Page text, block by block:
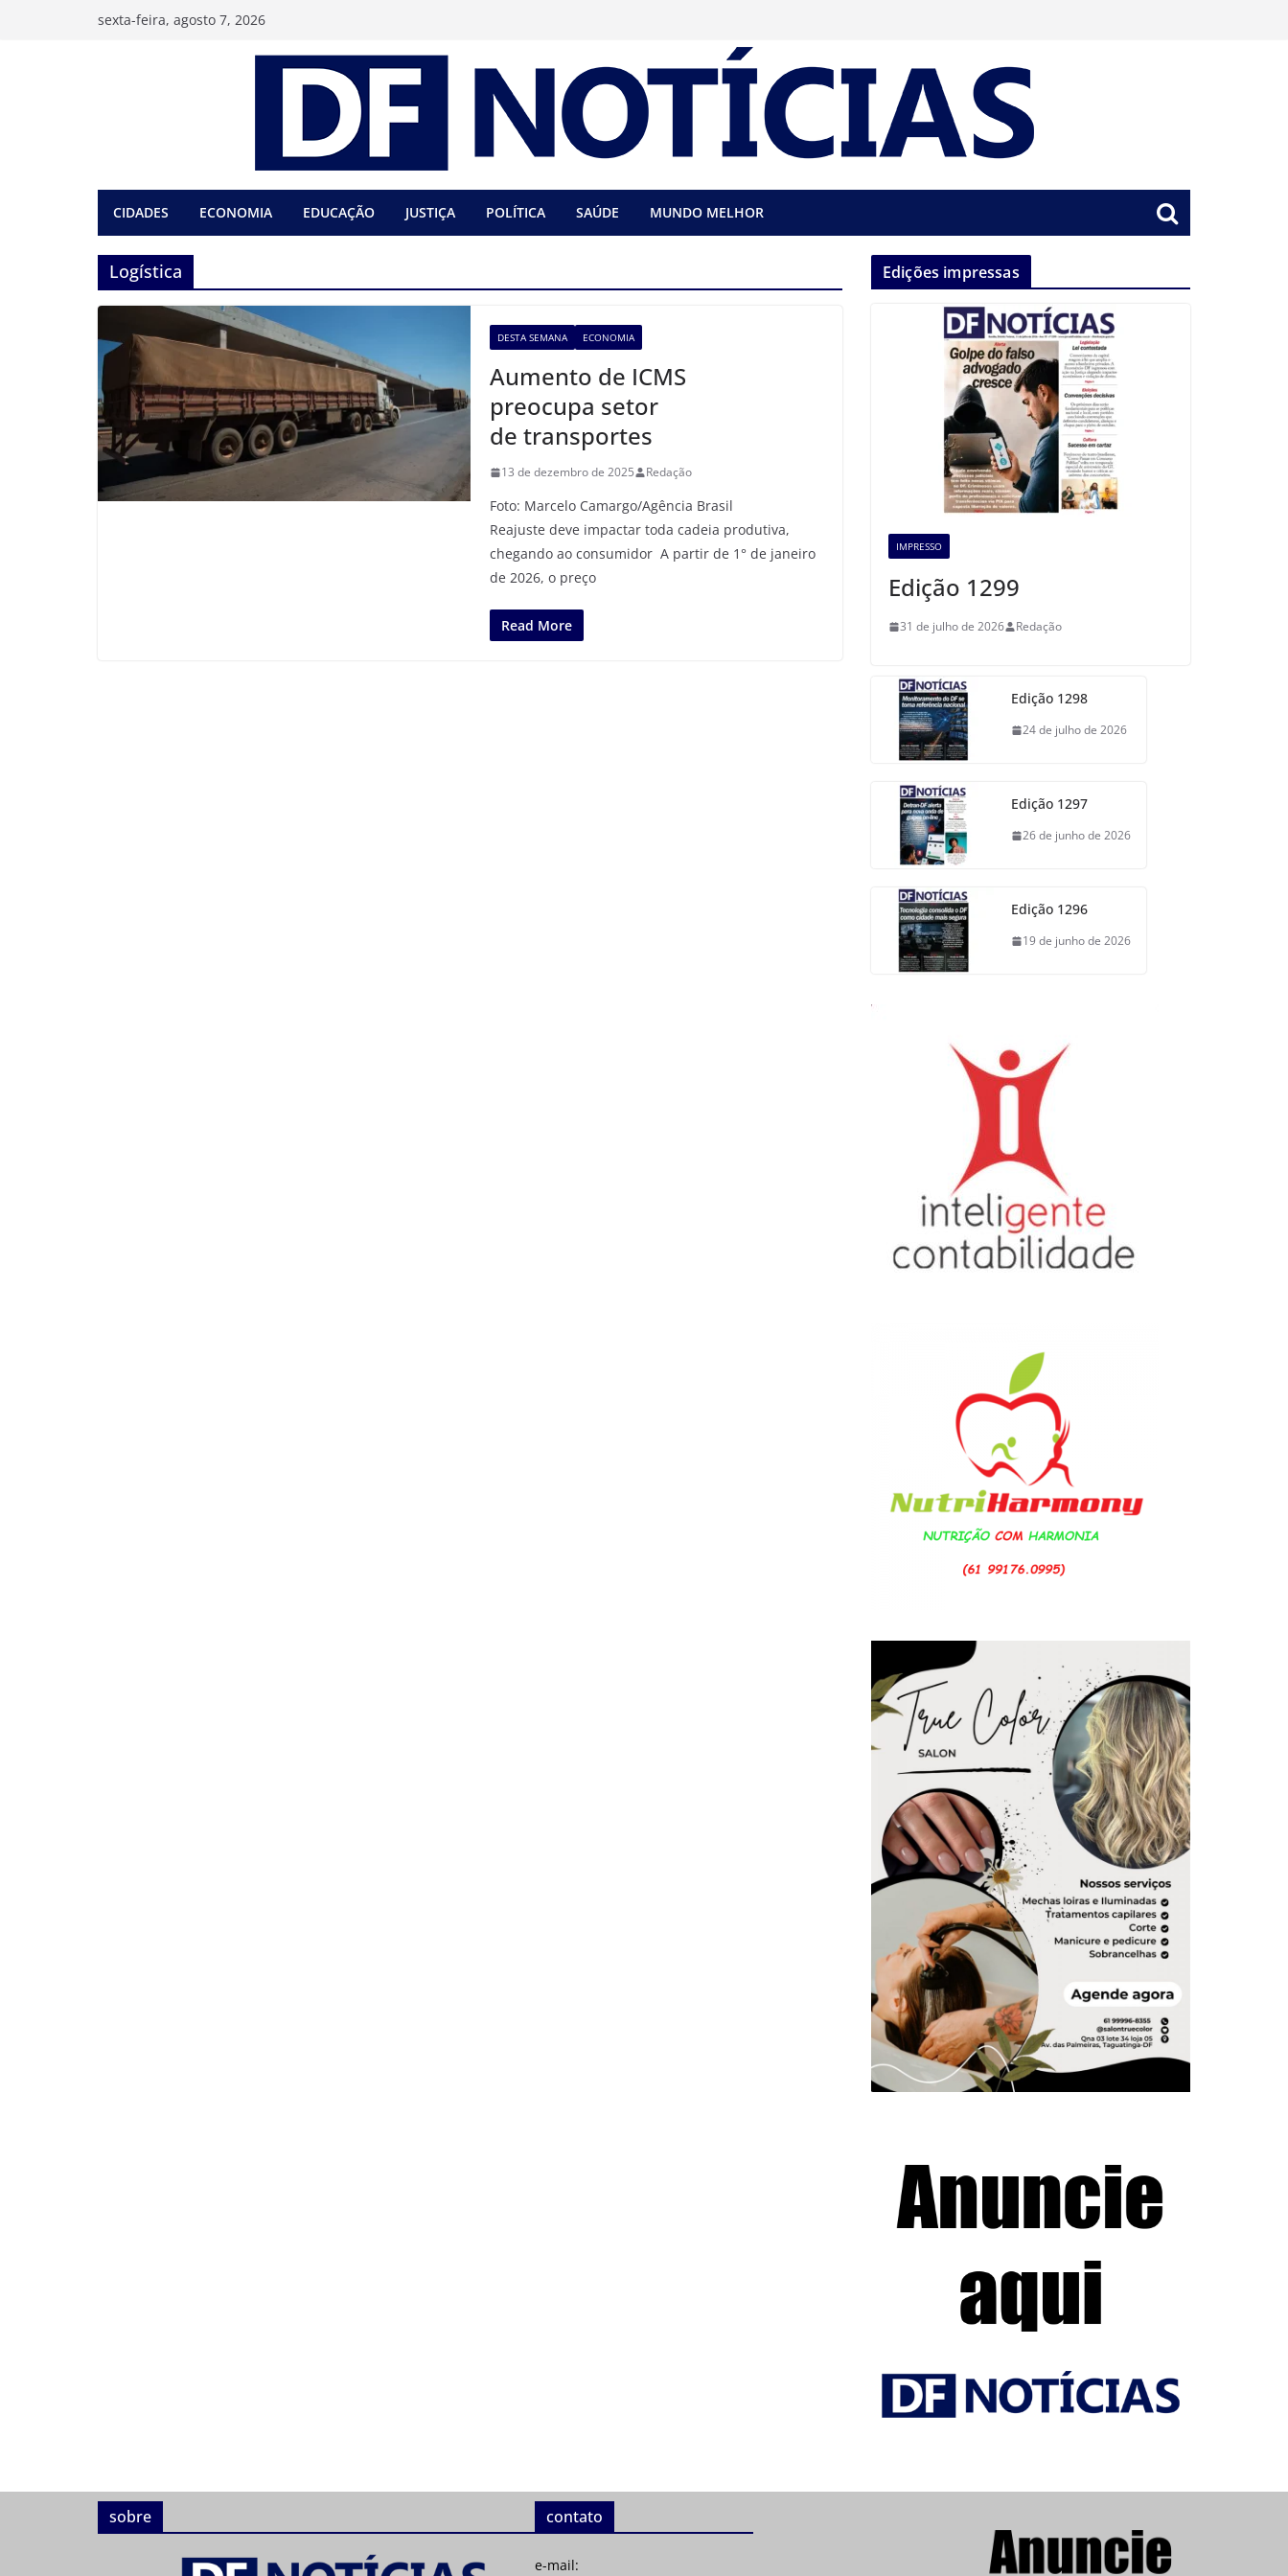
sexta-feira, agosto 7, 2026
CIDADES ECONOMIA EDUCAÇÃO JUSTIÇA POLÍTICA SAÚDE MUNDO MELHOR
Logística
DESTA SEMANA ECONOMIA
Aumento de ICMS
preocupa setor
de transportes
13 de dezembro de 2025 Redação
Foto: Marcelo Camargo/Agência Brasil
Reajuste deve impactar toda cadeia produtiva,
chegando ao consumidor A partir de 1° de janeiro
de 2026, o preço
Read More
Edições impressas
IMPRESSO
Edição 1299
31 de julho de 2026 Redação
Edição 1298
24 de julho de 2026
Edição 1297
26 de junho de 2026
Edição 1296
19 de junho de 2026
sobre contato
e-mail: